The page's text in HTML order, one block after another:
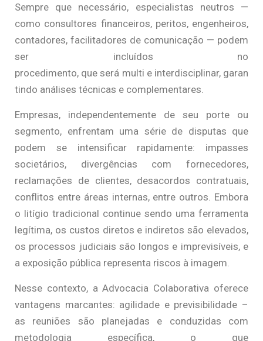
Sempre que necessário, especialistas neutros —
como consultores financeiros, peritos, engenheiros,
contadores, facilitadores de comunicação — podem
ser incluídos no
procedimento, que será multi e interdisciplinar, garan
tindo análises técnicas e complementares.
Empresas, independentemente de seu porte ou
segmento, enfrentam uma série de disputas que
podem se intensificar rapidamente: impasses
societários, divergências com fornecedores,
reclamações de clientes, desacordos contratuais,
conflitos entre áreas internas, entre outros. Embora
o litígio tradicional continue sendo uma ferramenta
legítima, os custos diretos e indiretos são elevados,
os processos judiciais são longos e imprevisíveis, e
a exposição pública representa riscos à imagem.
Nesse contexto, a Advocacia Colaborativa oferece
vantagens marcantes: agilidade e previsibilidade –
as reuniões são planejadas e conduzidas com
metodologia específica, o que